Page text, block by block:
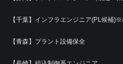
【千葉】インフラエンジニア(PL候補
【青森】プラント設備保全